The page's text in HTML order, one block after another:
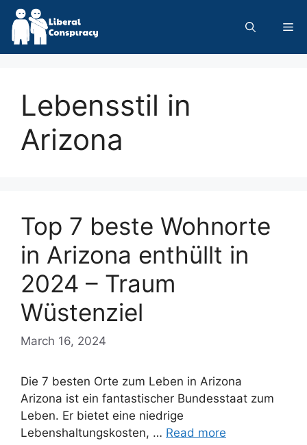
Skip
content
Lebensstil in
Arizona
Top 7 beste Wohnorte
in Arizona enthüllt in
2024 – Traum
Wüstenziel
March 16, 2024
Die 7 besten Orte zum Leben in Arizona
Arizona ist ein fantastischer Bundesstaat zum
Leben. Er bietet eine niedrige
Lebenshaltungskosten, … Read more